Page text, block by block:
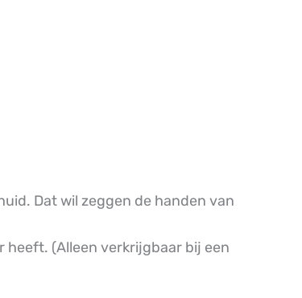
Dat wil zeggen de handen van
heeft. (Alleen verkrijgbaar bij een